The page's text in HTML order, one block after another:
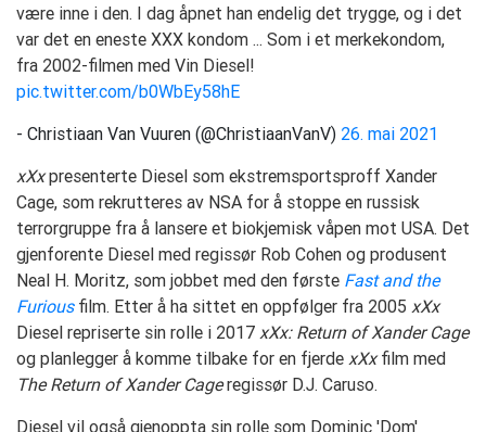
være inne i den. I dag åpnet han endelig det trygge, og i det
var det en eneste XXX kondom ... Som i et merkekondom,
fra 2002-filmen med Vin Diesel!
pic.twitter.com/b0WbEy58hE
- Christiaan Van Vuuren (@ChristiaanVanV) 26. mai 2021
xXxpresenterte Diesel som ekstremsportsproff Xander
Cage, som rekrutteres av NSA for å stoppe en russisk
terrorgruppe fra å lansere et biokjemisk våpen mot USA. Det
gjenforente Diesel med regissør Rob Cohen og produsent
Neal H. Moritz, som jobbet med den første Fast and the
Furious film. Etter å ha sittet en oppfølger fra 2005 xXx
Diesel repriserte sin rolle i 2017 xXx: Return of Xander Cage
og planlegger å komme tilbake for en fjerde xXxfilm med
The Return of Xander Cageregissør D.J. Caruso.
Diesel vil også gjenoppta sin rolle som Dominic 'Dom'